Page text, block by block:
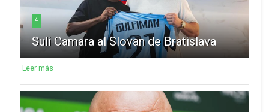
4
Suli Camara al Slovan de Bratislava
Leer más